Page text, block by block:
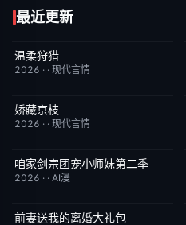
最近更新
完结
温柔狩猎
2026 · · 现代言情
完结
娇藏京枝
2026 · · 现代言情
完结 6.0
咱家剑宗团宠小师妹第二季
2026 · · AI漫
完结
前妻送我的离婚大礼包